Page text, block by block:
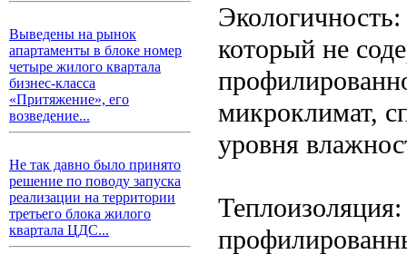
Выведены на рынок
апартаменты в блоке номер
четыре жилого квартала
бизнес-класса
«Притяжение», его
возведение...
Не так давно было принято
решение по поводу запуска
реализации на территории
третьего блока жилого
квартала ЦДС...
который не
микроклимат,
уровня
Теплоизоляция: